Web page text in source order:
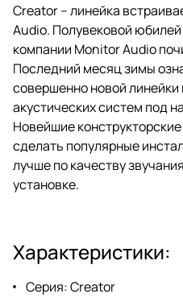
Creator – линейка
Audio. Полувековой
компании Monitor Audio
Последний месяц зимы
совершенно новой
акустических систем под
Новейшие
сделать популярные
лучше по качеству
установке.
Характеристики:
Серия: Creator